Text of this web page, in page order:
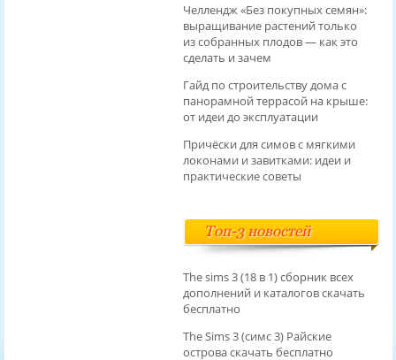
Челлендж «Без покупных семян»:
выращивание растений только
из собранных плодов — как это
сделать и зачем
Гайд по строительству дома с
панорамной террасой на крыше:
от идеи до эксплуатации
Причёски для симов с мягкими
локонами и завитками: идеи и
практические советы
Топ-3 новостей
The sims 3 (18 в 1) сборник всех
дополнений и каталогов скачать
бесплатно
The Sims 3 (симс 3) Райские
острова скачать бесплатно